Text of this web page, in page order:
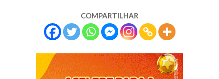
COMPARTILHAR